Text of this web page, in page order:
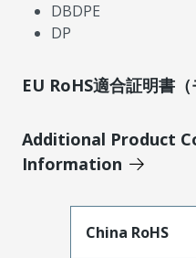
DBDPE
DP
EU RoHS適合証明書（
Additional Product
Information
China RoHS